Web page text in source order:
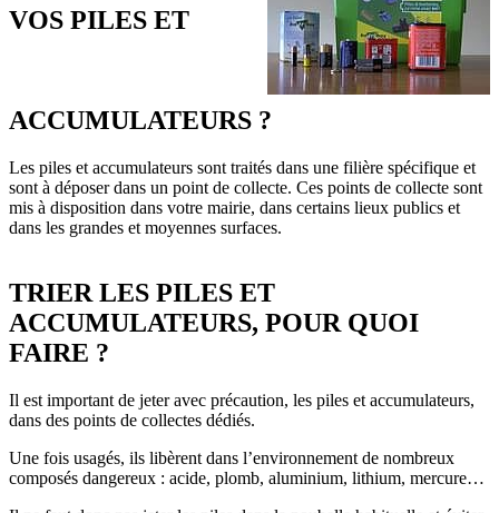
VOS PILES ET
ACCUMULATEURS ?
Les piles et accumulateurs sont traités dans une filière spécifique et
sont à déposer dans un point de collecte. Ces points de collecte sont
mis à disposition dans votre mairie, dans certains lieux publics et
dans les grandes et moyennes surfaces.
TRIER LES PILES ET
ACCUMULATEURS, POUR QUOI
FAIRE ?
Il est important de jeter avec précaution, les piles et accumulateurs,
dans des points de collectes dédiés.
Une fois usagés, ils libèrent dans l’environnement de nombreux
composés dangereux : acide, plomb, aluminium, lithium, mercure…